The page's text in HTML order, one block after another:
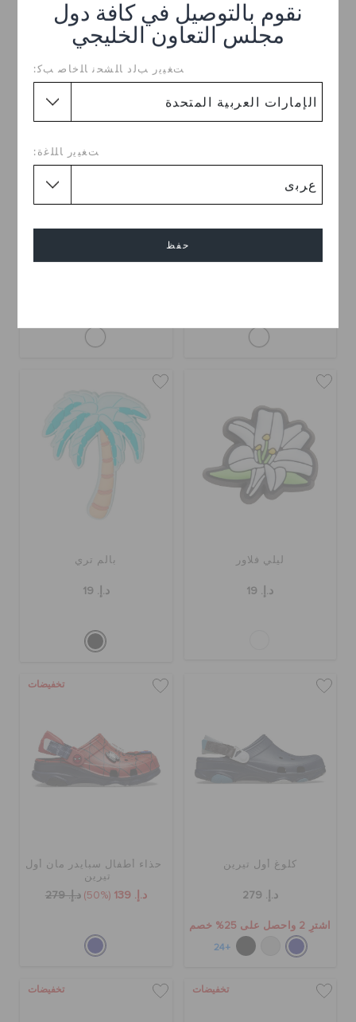
نقوم بالتوصيل في كافة دول
مجلس التعاون الخليجي
ﺖﻐﻴﻳﺭ ﺐﻟﺩ ﺎﻠﺸﺤﻧ ﺎﻠﺧﺎﺻ ﺐﻛ:
ﺖﻐﻴﻳﺭ ﺎﻠﻠﻏﺓ:
حفظ
ليلي فلاور
د.إ. 19
بالم تري
د.إ. 19
كلوغ أول تيرين
د.إ. 279
اشترِ 2 واحصل على 25% خصم
+24
تخفيضات
حذاء أطفال سبايدر مان أول
تيرين
د.إ. 139 (50%) د.إ. 279
تخفيضات تخفيضات